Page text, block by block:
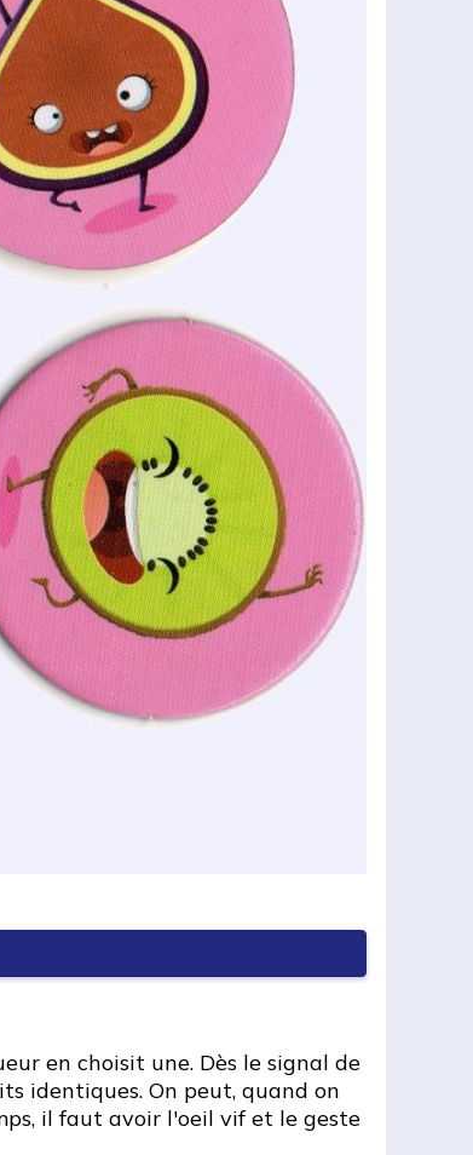
en choisit une. Dès le signal de
identiques. On peut, quand on
il faut avoir l'oeil vif et le geste